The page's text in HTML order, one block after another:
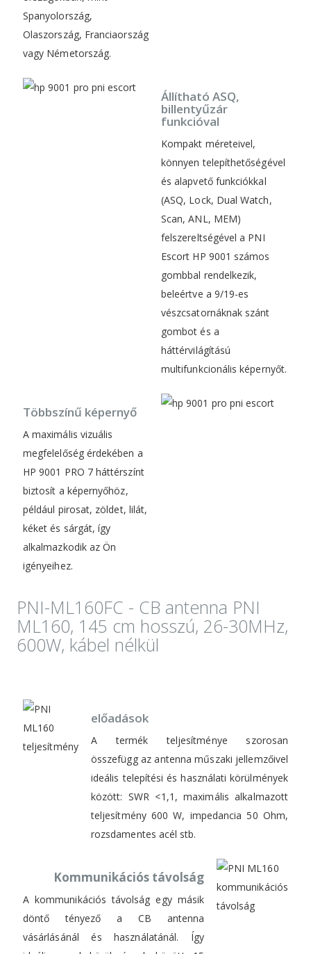
Spanyolország,
Olaszország, Franciaország
vagy Németország.
Állítható ASQ,
billentyűzár
funkcióval
Kompakt méreteivel,
könnyen telepíthetőségével
és alapvető funkciókkal
(ASQ, Lock, Dual Watch,
Scan, ANL, MEM)
felszereltségével a PNI
Escort HP 9001 számos
gombbal rendelkezik,
beleértve a 9/19-es
vészcsatornáknak szánt
gombot és a
háttérvilágítású
multifunkcionális képernyőt.
Többszínű képernyő
A maximális vizuális
megfelelőség érdekében a
HP 9001 PRO 7 háttérszínt
biztosít a képernyőhöz,
például pirosat, zöldet, lilát,
kéket és sárgát, így
alkalmazkodik az Ön
igényeihez.
PNI-ML160FC - CB antenna PNI
ML160, 145 cm hosszú, 26-30MHz,
600W, kábel nélkül
előadások
A termék teljesítménye szorosan
összefügg az antenna műszaki jellemzőivel
ideális telepítési és használati körülmények
között: SWR <1,1, maximális alkalmazott
teljesítmény 600 W, impedancia 50 Ohm,
rozsdamentes acél stb.
Kommunikációs távolság
A kommunikációs távolság egy másik
döntő tényező a CB antenna
vásárlásánál és használatánál. Így